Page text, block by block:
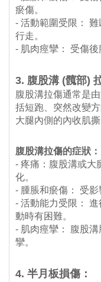
瘀傷。
- 活動範圍受限：
行走。
- 肌肉痙攣： 受傷後
3. 腹股溝 (髖部)
腹股溝拉傷通常是
括短跑、突然改變
大腿內側的內收肌撕
腹股溝拉傷的症狀：
- 疼痛：腹股溝或大
化。
- 腫脹和瘀傷： 受影
- 活動能力受限：
動時有困難。
- 肌肉痙攣： 腹股
攣。
4. 半月板損傷：